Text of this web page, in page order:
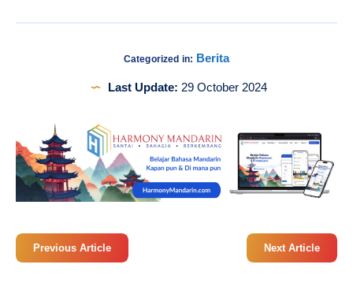
Categorized in: Berita
Last Update: 29 October 2024
Previous Article Next Article